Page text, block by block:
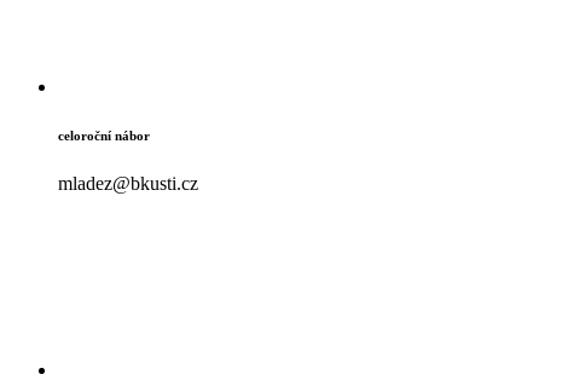
celoroční nábor
mladez@bkusti.cz